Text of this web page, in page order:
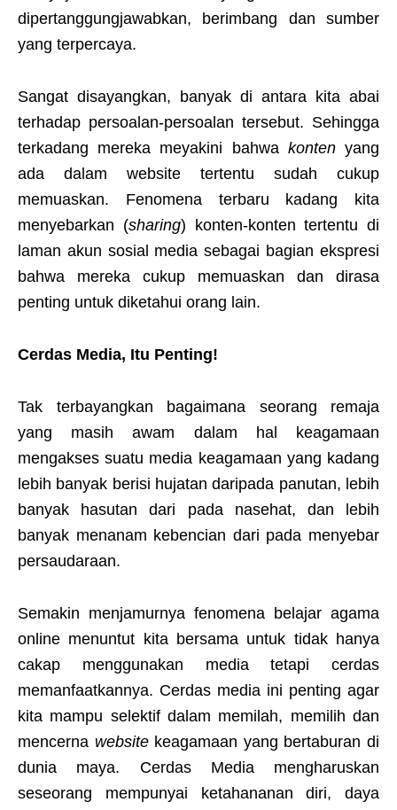
dipertanggungjawabkan, berimbang dan sumber
yang terpercaya.
Sangat disayangkan, banyak di antara kita abai
terhadap persoalan-persoalan tersebut. Sehingga
terkadang mereka meyakini bahwa kontenyang
ada dalam website tertentu sudah cukup
memuaskan. Fenomena terbaru kadang kita
menyebarkan (sharing) konten-konten tertentu di
laman akun sosial media sebagai bagian ekspresi
bahwa mereka cukup memuaskan dan dirasa
penting untuk diketahui orang lain.
Cerdas Media, Itu Penting!
Tak terbayangkan bagaimana seorang remaja
yang masih awam dalam hal keagamaan
mengakses suatu media keagamaan yang kadang
lebih banyak berisi hujatan daripada panutan, lebih
banyak hasutan dari pada nasehat, dan lebih
banyak menanam kebencian dari pada menyebar
persaudaraan.
Semakin menjamurnya fenomena belajar agama
online menuntut kita bersama untuk tidak hanya
cakap menggunakan media tetapi cerdas
memanfaatkannya. Cerdas media ini penting agar
kita mampu selektif dalam memilah, memilih dan
mencerna websitekeagamaan yang bertaburan di
dunia maya. Cerdas Media mengharuskan
seseorang mempunyai ketahananan diri, daya